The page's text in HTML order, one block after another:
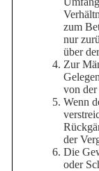
zum
nur
über
Zur
von
Wenn
der
Die
oder